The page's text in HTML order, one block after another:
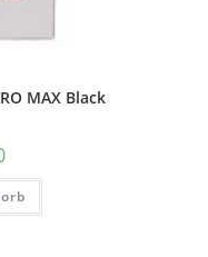
MAX Black